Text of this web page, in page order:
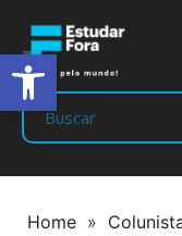
Home »
Abrir a barra de